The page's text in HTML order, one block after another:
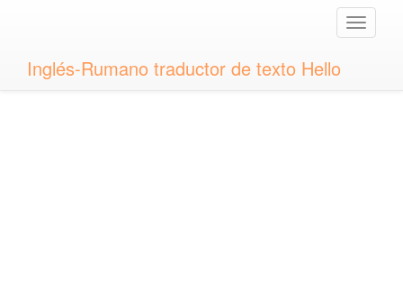
Toggle
Inglés-Rumano traductor de texto Hello